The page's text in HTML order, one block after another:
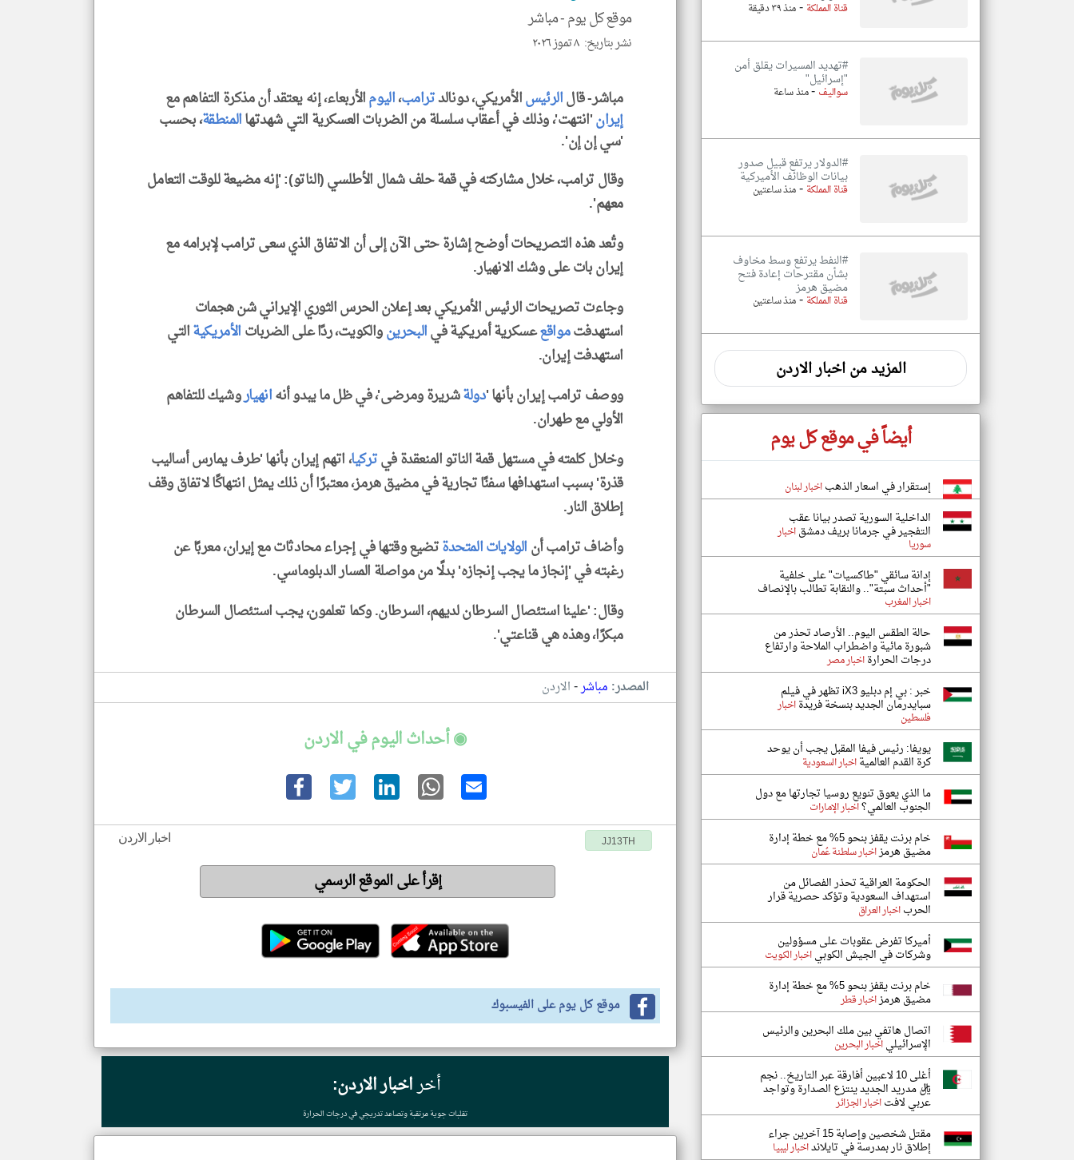
موقع كل يوم -مباشر
نشر بتاريخ: ٨ تموز ٢٠٢٦
مباشر- قالالرئيسالأمريكي، دونالدترامب،اليومالأربعاء، إنه يعتقد أن مذكرة التفاهم مع
إيران'انتهت'، وذلك في أعقاب سلسلة من الضربات العسكرية التي شهدتهاالمنطقة، بحسب
'سي إن إن'.
وقال ترامب، خلال مشاركته في قمة حلف شمال الأطلسي (الناتو): 'إنه مضيعة للوقت التعامل
معهم'.
وتُعد هذه التصريحات أوضح إشارة حتى الآن إلى أن الاتفاق الذي سعى ترامب لإبرامه مع
إيران بات على وشك الانهيار.
وجاءت تصريحات الرئيس الأمريكي بعد إعلان الحرس الثوري الإيراني شن هجمات
استهدفتمواقععسكرية أمريكية فيالبحرينوالكويت، ردًا على الضرباتالأمريكيةالتي
استهدفت إيران.
ووصف ترامب إيران بأنها 'دولةشريرة ومرضى'، في ظل ما يبدو أنهانهياروشيك للتفاهم
الأولي مع طهران.
وخلال كلمته في مستهل قمة الناتو المنعقدة فيتركيا، اتهم إيران بأنها 'طرف يمارس أساليب
قذرة' بسبب استهدافها سفنًا تجارية في مضيق هرمز، معتبرًا أن ذلك يمثل انتهاكًا لاتفاق وقف
إطلاق النار.
وأضاف ترامب أنالولايات المتحدةتضيع وقتها في إجراء محادثات مع إيران، معربًا عن
رغبته في 'إنجاز ما يجب إنجازه' بدلًا من مواصلة المسار الدبلوماسي.
وقال: 'علينا استئصال السرطان لديهم، السرطان. وكما تعلمون، يجب استئصال السرطان
مبكرًا، وهذه هي قناعتي'.
المصدر: مباشر-الاردن
◉ أحداث اليوم في الاردن
اخبار الاردن JJ13TH
إقرأ على الموقع الرسمي
موقع كل يوم على الفيسبوك
أخراخبار الاردن:
تقلبات جوية مرتقبة وتصاعد تدريجي في درجات الحرارة
قناة المملكة -منذ ٣٩ دقيقة
#تهديد المسيرات يقلق أمن
"إسرائيل"
سواليف-منذ ساعة
#الدولار يرتفع قبيل صدور
بيانات الوظائف الأميركية
قناة المملكة -منذ ساعتين
#النفط يرتفع وسط مخاوف
بشأن مقترحات إعادة فتح
مضيق هرمز
قناة المملكة -منذ ساعتين
المزيد من اخبار الاردن
أيضاً في موقع كل يوم
إستقرار في اسعار الذهباخبار لبنان
الداخلية السورية تصدر بيانا عقب
التفجير في جرمانا بريف دمشقاخبار
سوريا
إدانة سائقي "طاكسيات" على خلفية
"أحداث سبتة".. والنقابة تطالب بالإنصاف
اخبار المغرب
حالة الطقس اليوم.. الأرصاد تحذر من
شبورة مائية واضطراب الملاحة وارتفاع
درجات الحرارةاخبار مصر
خبر : بي إم دبليو iX3 تظهر في فيلم
سبايدرمان الجديد بنسخة فريدةاخبار
فلسطين
يويفا: رئيس فيفا المقبل يجب أن يوحد
كرة القدم العالميةاخبار السعودية
ما الذي يعوق تنويع روسيا تجارتها مع دول
الجنوب العالمي؟اخبار الإمارات
خام برنت يقفز بنحو 5% مع خطة إدارة
مضيق هرمزاخبار سلطنة عُمان
الحكومة العراقية تحذر الفصائل من
استهداف السعودية وتؤكد حصرية قرار
الحرباخبار العراق
أميركا تفرض عقوبات على مسؤولين
وشركات في الجيش الكوبياخبار الكويت
خام برنت يقفز بنحو 5% مع خطة إدارة
مضيق هرمزاخبار قطر
اتصال هاتفي بين ملك البحرين والرئيس
الإسرائيلياخبار البحرين
أغلى 10 لاعبين أفارقة عبر التاريخ.. نجم
ريال مدريد الجديد ينتزع الصدارة وتواجد
عربي لافتاخبار الجزائر
مقتل شخصين وإصابة 15 آخرين جراء
إطلاق نار بمدرسة في تايلانداخبار ليبيا
klyoum.com